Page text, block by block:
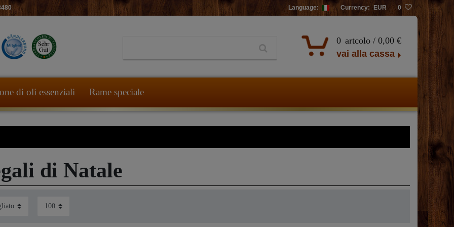
Language: Currency: EUR 0
0 artcolo / 0,00 €
vai alla cassa
di oli essenziali Rame speciale
di Natale